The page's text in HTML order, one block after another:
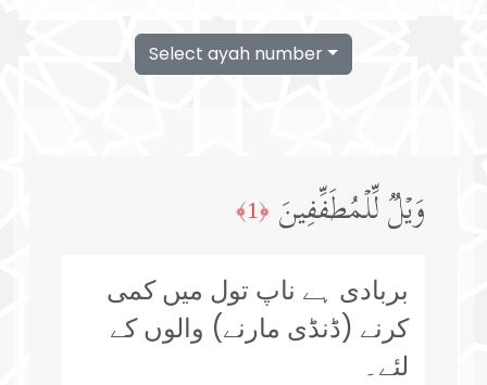
Select ayah number
وَیۡلࣱ لِّلۡمُطَفِّفِینَ ﴿1﴾
بربادی ہے ناپ تول میں کمی
کرنے (ڈنڈی مارنے) والوں کے
لئے۔